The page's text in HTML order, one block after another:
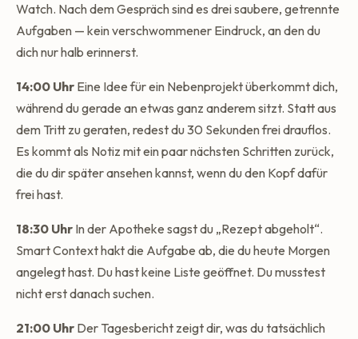
Watch. Nach dem Gespräch sind es drei saubere, getrennte
Aufgaben — kein verschwommener Eindruck, an den du
dich nur halb erinnerst.
14:00 Uhr Eine Idee für ein Nebenprojekt überkommt dich,
während du gerade an etwas ganz anderem sitzt. Statt aus
dem Tritt zu geraten, redest du 30 Sekunden frei drauflos.
Es kommt als Notiz mit ein paar nächsten Schritten zurück,
die du dir später ansehen kannst, wenn du den Kopf dafür
frei hast.
18:30 Uhr In der Apotheke sagst du „Rezept abgeholt“.
Smart Context hakt die Aufgabe ab, die du heute Morgen
angelegt hast. Du hast keine Liste geöffnet. Du musstest
nicht erst danach suchen.
21:00 Uhr Der Tagesbericht zeigt dir, was du tatsächlich